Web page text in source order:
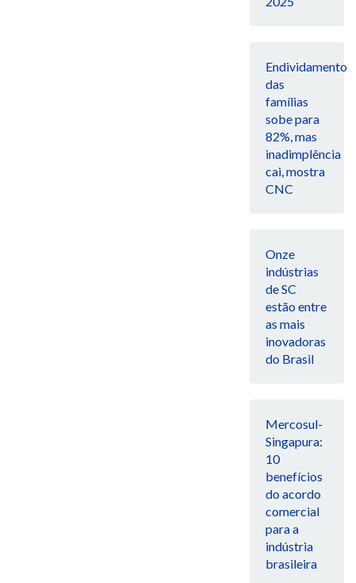
Endividamento
das
famílias
sobe para
82%, mas
inadimplência
cai, mostra
CNC
Onze
indústrias
de SC
estão entre
as mais
inovadoras
do Brasil
Mercosul-
Singapura:
10
benefícios
do acordo
comercial
para a
indústria
brasileira